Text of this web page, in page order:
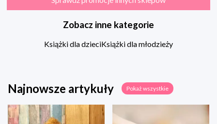
Zobacz inne kategorie
Książki dla dzieciKsiążki dla młodzieży
Najnowsze artykuły Pokaż wszystkie